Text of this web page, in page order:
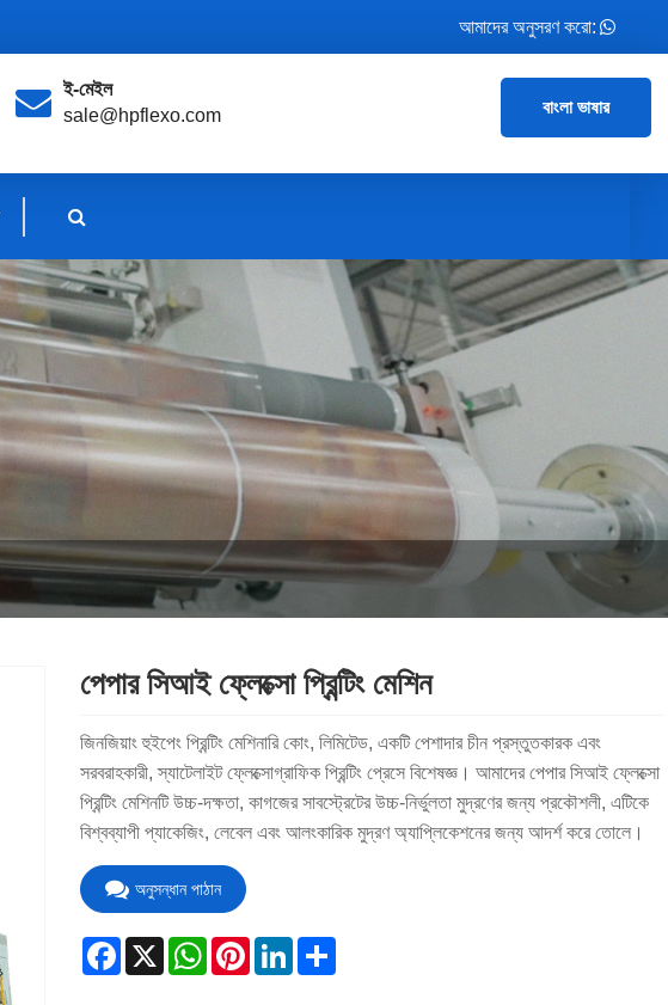
আমাদের অনুসরণ করো:
ই-মেইল
sale@hpflexo.com
বাংলা ভাষার
পেপার সিআই ফ্লেক্সো প্রিন্টিং মেশিন
জিনজিয়াং হুইপেং প্রিন্টিং মেশিনারি কোং, লিমিটেড, একটি পেশাদার চীন প্রস্তুতকারক এবং
সরবরাহকারী, স্যাটেলাইট ফ্লেক্সোগ্রাফিক প্রিন্টিং প্রেসে বিশেষজ্ঞ। আমাদের পেপার সিআই ফ্লেক্সো
প্রিন্টিং মেশিনটি উচ্চ-দক্ষতা, কাগজের সাবস্ট্রেটের উচ্চ-নির্ভুলতা মুদ্রণের জন্য প্রকৌশলী, এটিকে
বিশ্বব্যাপী প্যাকেজিং, লেবেল এবং আলংকারিক মুদ্রণ অ্যাপ্লিকেশনের জন্য আদর্শ করে তোলে।
অনুসন্ধান পাঠান
Facebook
X WhatsApp
PinterestLinkedInShare